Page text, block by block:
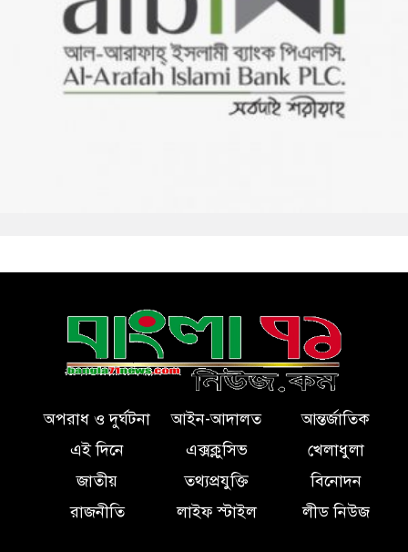
অপরাধ ও দুর্ঘটনা আইন-আদালত
আন্তর্জাতিক
এই দিনে
এক্সক্লুসিভ
খেলাধুলা
জাতীয়
তথ্যপ্রযুক্তি
বিনোদন
রাজনীতি
লাইফ স্টাইল লীড নিউজ